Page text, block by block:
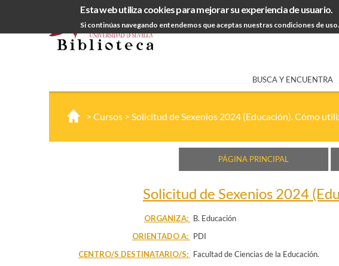
Esta web utiliza cookies para mejorar su experiencia de usuario.
Si continúas navegando entendemos que aceptas nuestras condiciones de uso.
BUSCA Y ENCUENTRA
> Cursos > Solicitud de Sexenios 2024 (Educación). Cómo
PÁGINA PRINCIPAL
Solicitud de Sexenios 2024
ORGANIZA: B. Educación
ORIENTADO A: PDI
CENTRO/S DESTINATARIO/S: Facultad de Ciencias de la Educación